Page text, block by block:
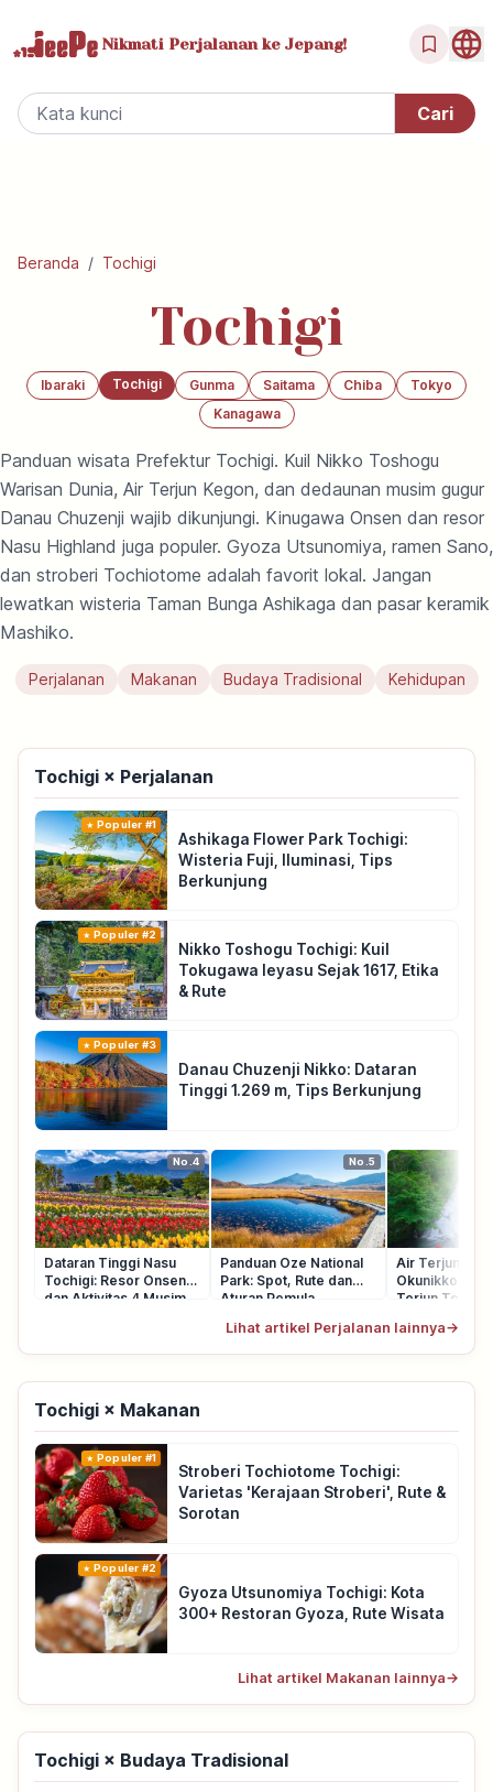
Nikmati Perjalanan ke Jepang!
Beranda / Tochigi
Tochigi
Ibaraki Tochigi Gunma Saitama Chiba
Tokyo
Kanagawa
Panduan wisata Prefektur Tochigi. Kuil Nikko Toshogu
Warisan Dunia, Air Terjun Kegon, dan dedaunan musim gugur
Danau Chuzenji wajib dikunjungi. Kinugawa Onsen dan resor
Nasu Highland juga populer. Gyoza Utsunomiya, ramen Sano,
dan stroberi Tochiotome adalah favorit lokal. Jangan
lewatkan wisteria Taman Bunga Ashikaga dan pasar keramik
Mashiko.
Perjalanan Makanan Budaya Tradisional Kehidupan
Tochigi × Perjalanan
Populer #1
Ashikaga Flower Park Tochigi:
Wisteria Fuji, Iluminasi, Tips
Berkunjung
Populer #2
Nikko Toshogu Tochigi: Kuil
Tokugawa Ieyasu Sejak 1617, Etika
& Rute
Populer #3
Danau Chuzenji Nikko: Dataran
Tinggi 1.269 m, Tips Berkunjung
No.4
Dataran Tinggi Nasu
Tochigi: Resor Onsen
dan Aktivitas 4 Musim
No.5
Panduan Oze National
Park: Spot, Rute dan
Aturan Pemula
Air Terjun
Okunikko: 70
Terjun
Lihat artikel Perjalanan lainnya→
Tochigi × Makanan
Populer #1
Stroberi Tochiotome Tochigi:
Varietas 'Kerajaan Stroberi', Rute &
Sorotan
Populer #2
Gyoza Utsunomiya Tochigi: Kota
300+ Restoran Gyoza, Rute Wisata
Lihat artikel Makanan lainnya→
Tochigi × Budaya Tradisional